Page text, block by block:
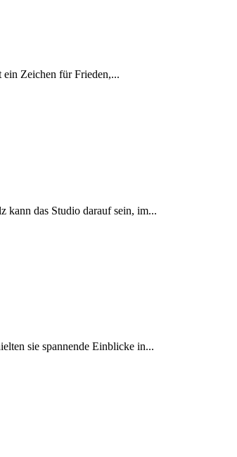
ein Zeichen für Frieden,...
kann das Studio darauf sein, im...
sie spannende Einblicke in...